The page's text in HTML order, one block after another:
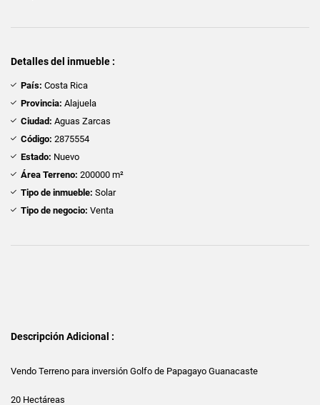
Detalles del inmueble :
País: Costa Rica
Provincia: Alajuela
Ciudad: Aguas Zarcas
Código: 2875554
Estado: Nuevo
Área Terreno: 200000 m²
Tipo de inmueble: Solar
Tipo de negocio: Venta
Descripción Adicional :
Vendo Terreno para inversión Golfo de Papagayo Guanacaste
20 Hectáreas